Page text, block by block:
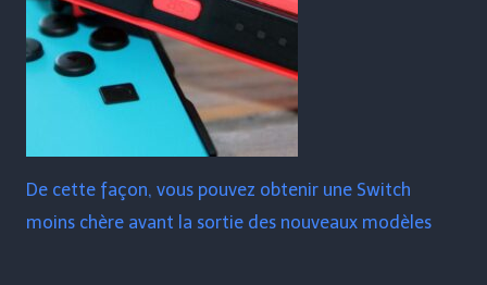
De cette façon, vous pouvez obtenir une Switch
moins chère avant la sortie des nouveaux modèles